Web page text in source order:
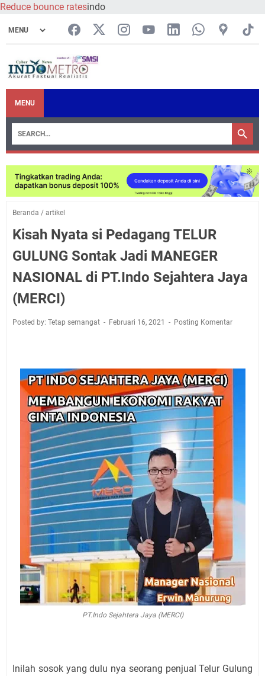
Reduce bounce ratesindo
MENU
Beranda / artikel
Kisah Nyata si Pedagang TELUR
GULUNG Sontak Jadi MANEGER
NASIONAL di PT.Indo Sejahtera Jaya
(MERCI)
Posted by: Tetap semangat Februari 16, 2021 Posting Komentar
PT.Indo Sejahtera Jaya (MERCI)
Inilah sosok yang dulu nya seorang penjual Telur Gulung